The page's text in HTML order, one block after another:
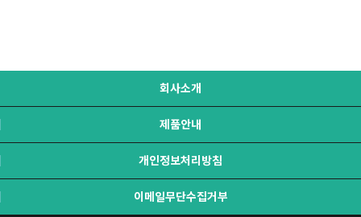
회사소개
제품안내
개인정보처리방침
이메일무단수집거부